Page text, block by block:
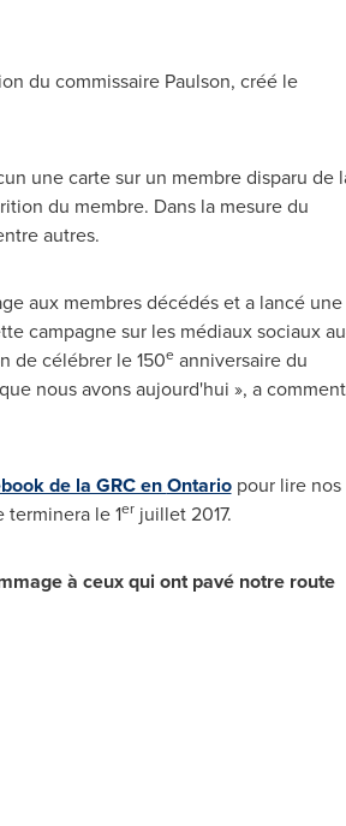
du commissaire Paulson, créé le
une carte sur un membre disparu de
du membre. Dans la mesure du
autres.
aux membres décédés et a lancé une
campagne sur les médiaux sociaux
de célébrer le 150eanniversaire du
nous avons aujourd'hui », a
de la GRC enOntariopour lire nos
le 1erjuillet 2017.
à ceux qui ont pavé notre route